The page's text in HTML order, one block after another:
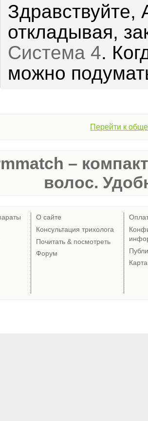
Здравствуйте,
откладывая,
Система 4.
можно
Перейти к
–
волос.
О сайте
Консультация трихолога
Почитать & посмотреть
Форум